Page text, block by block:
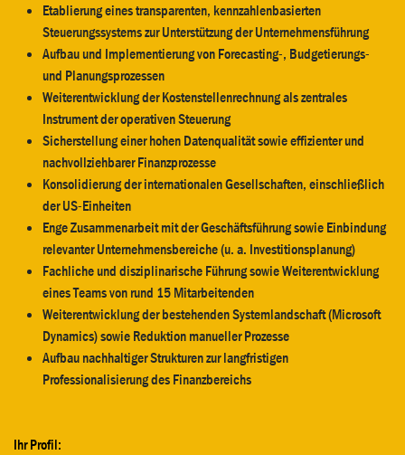
Etablierung eines transparenten, kennzahlenbasierten
Steuerungssystems zur Unterstützung der Unternehmensführung
Aufbau und Implementierung von Forecasting-, Budgetierungs-
und Planungsprozessen
Weiterentwicklung der Kostenstellenrechnung als zentrales
Instrument der operativen Steuerung
Sicherstellung einer hohen Datenqualität sowie effizienter und
nachvollziehbarer Finanzprozesse
Konsolidierung der internationalen Gesellschaften, einschließlich
der US-Einheiten
Enge Zusammenarbeit mit der Geschäftsführung sowie Einbindung
relevanter Unternehmensbereiche (u. a. Investitionsplanung)
Fachliche und disziplinarische Führung sowie Weiterentwicklung
eines Teams von rund 15 Mitarbeitenden
Weiterentwicklung der bestehenden Systemlandschaft (Microsoft
Dynamics) sowie Reduktion manueller Prozesse
Aufbau nachhaltiger Strukturen zur langfristigen
Professionalisierung des Finanzbereichs
Ihr Profil: